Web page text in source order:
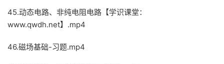
45.动态电路、非纯电阻电路【学识课堂：
www.qwdh.net】.mp4
46.磁场基础-习题.mp4